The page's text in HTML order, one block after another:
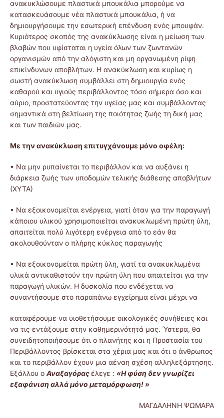
ανακυκλώσουμε πλαστικά μπουκάλια μπορούμε να
κατασκευάσουμε νέα πλαστικά μπουκάλια, ή να
δημιουργήσουμε την εσωτερική επένδυση ενός μπουφάν.
Κυριότερος σκοπός της ανακύκλωσης είναι η μείωση των
βλαβών που υφίσταται η υγεία όλων των ζωντανών
οργανισμών από την αλόγιστη και μη οργανωμένη ρίψη
επικίνδυνων αποβλήτων. Η ανακύκλωση και κυρίως η
σωστή ανακύκλωση συμβάλλει στη δημιουργία ενός
καθαρού και υγιούς περιβάλλοντος τόσο σήμερα όσο και
αύριο, προστατεύοντας την υγείας μας και συμβάλλοντας
σημαντικά στη βελτίωση της ποιότητας ζωής τη δική μας
και των παιδιών μας.
Με την ανακύκλωση επιτυγχάνουμε μόνο οφέλη:
• Να μην ρυπαίνεται το περιβάλλον και να αυξάνει η
διάρκεια ζωής των υποδομών τελικής διάθεσης αποβλήτων
(ΧΥΤΑ)
• Να εξοικονομείται ενέργεια, γιατί όταν για την παραγωγή
κάποιου υλικού χρησιμοποιείται ανακυκλωμένη πρώτη ύλη,
απαιτείται πολύ λιγότερη ενέργεια από το εάν θα
ακολουθούνταν ο πλήρης κύκλος παραγωγής
• Να εξοικονομείται πρώτη ύλη, γιατί τα ανακυκλωμένα
υλικά αντικαθιστούν την πρώτη ύλη που απαιτείται για την
παραγωγή υλικών. Η δυσκολία που ενδέχεται να
συναντήσουμε στο παραπάνω εγχείρημα είναι μέχρι να
καταφέρουμε να υιοθετήσουμε οικολογικές συνήθειες και
να τις εντάξουμε στην καθημερινότητά μας. Ύστερα, θα
συνειδητοποιήσουμε ότι ο πλανήτης και η Προστασία του
Περιβάλλοντος βρίσκεται στα χέρια μας και ότι ο άνθρωπος
και το περιβάλλον έχουν μια αέναη σχέση αλληλεξάρτησης.
Εξάλλου ο Αναξαγόραςέλεγε : «Η φύση δεν γνωρίζει
εξαφάνιση αλλά μόνο μεταμόρφωση! »
ΜΑΓΔΑΛΗΝΗ ΨΩΜΑΡΑ